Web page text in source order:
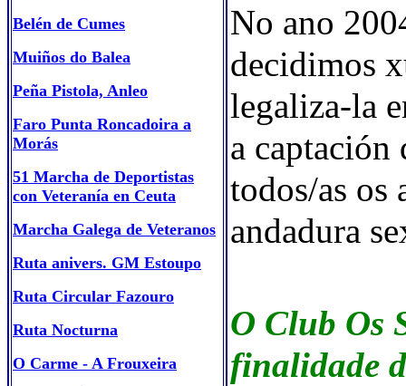
Belén de Cumes
Muiños do Balea
Peña Pistola, Anleo
Faro Punta Roncadoira a
Morás
51 Marcha de Deportistas
con Veteranía en Ceuta
Marcha Galega de Veteranos
Ruta anivers. GM Estoupo
Ruta Circular Fazouro
Ruta Nocturna
O Carme - A Frouxeira
No ano
decidimos
legaliza-la
a captación
todos/as os
andadura
O Club Os
finalidade